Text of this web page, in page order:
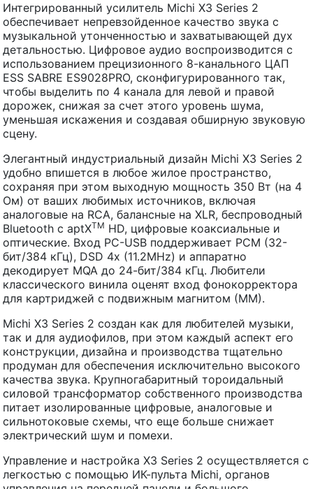
Интегрированный усилитель Michi X3 Series 2
обеспечивает непревзойденное качество звука с
музыкальной утонченностью и захватывающей дух
детальностью. Цифровое аудио воспроизводится с
использованием прецизионного 8-канального ЦАП
ESS SABRE ES9028PRO, сконфигурированного так,
чтобы выделить по 4 канала для левой и правой
дорожек, снижая за счет этого уровень шума,
уменьшая искажения и создавая обширную звуковую
сцену.
Элегантный индустриальный дизайн Michi X3 Series 2
удобно впишется в любое жилое пространство,
сохраняя при этом выходную мощность 350 Вт (на 4
Ом) от ваших любимых источников, включая
аналоговые на RCA, балансные на XLR, беспроводный
Bluetooth с aptXTM HD, цифровые коаксиальные и
оптические. Вход PC-USB поддерживает PCM (32-
бит/384 кГц), DSD 4x (11.2MHz) и аппаратно
декодирует MQA до 24-бит/384 кГц. Любители
классического винила оценят вход фонокорректора
для картриджей с подвижным магнитом (ММ).
Michi X3 Series 2 создан как для любителей музыки,
так и для аудиофилов, при этом каждый аспект его
конструкции, дизайна и производства тщательно
продуман для обеспечения исключительно высокого
качества звука. Крупногабаритный тороидальный
силовой трансформатор собственного производства
питает изолированные цифровые, аналоговые и
сильнотоковые схемы, что еще больше снижает
электрический шум и помехи.
Управление и настройка X3 Series 2 осуществляется с
легкостью с помощью ИК-пульта Michi, органов